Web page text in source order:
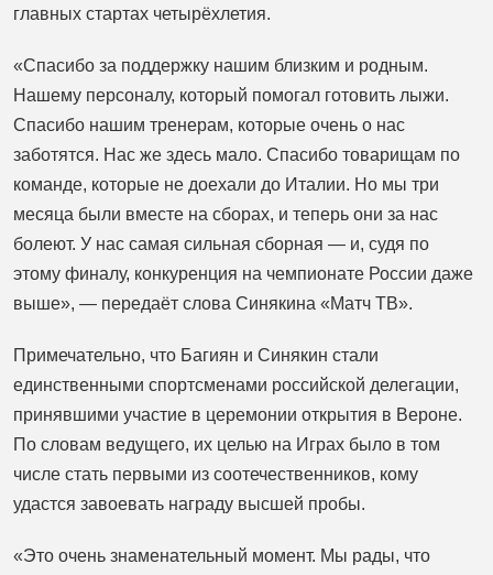
главных стартах четырёхлетия.
«Спасибо за поддержку нашим близким и родным.
Нашему персоналу, который помогал готовить лыжи.
Спасибо нашим тренерам, которые очень о нас
заботятся. Нас же здесь мало. Спасибо товарищам по
команде, которые не доехали до Италии. Но мы три
месяца были вместе на сборах, и теперь они за нас
болеют. У нас самая сильная сборная — и, судя по
этому финалу, конкуренция на чемпионате России даже
выше», — передаёт слова Синякина «Матч ТВ».
Примечательно, что Багиян и Синякин стали
единственными спортсменами российской делегации,
принявшими участие в церемонии открытия в Вероне.
По словам ведущего, их целью на Играх было в том
числе стать первыми из соотечественников, кому
удастся завоевать награду высшей пробы.
«Это очень знаменательный момент. Мы рады, что